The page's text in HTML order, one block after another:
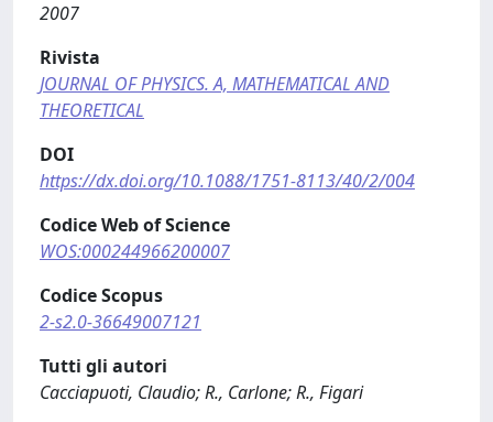
2007
Rivista
JOURNAL OF PHYSICS. A, MATHEMATICAL AND
THEORETICAL
DOI
https://dx.doi.org/10.1088/1751-8113/40/2/004
Codice Web of Science
WOS:000244966200007
Codice Scopus
2-s2.0-36649007121
Tutti gli autori
Cacciapuoti, Claudio; R., Carlone; R., Figari